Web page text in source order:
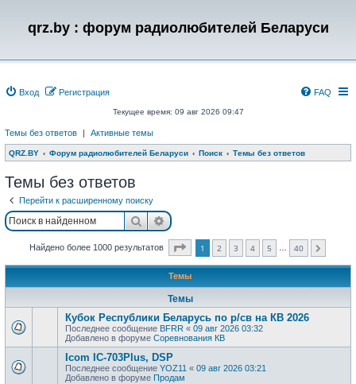
qrz.by : форум радиолюбителей Беларуси
Вход Регистрация FAQ
Текущее время: 09 авг 2026 09:47
Темы без ответов | Активные темы
QRZ.BY Форум радиолюбителей Беларуси Поиск Темы без ответов
Темы без ответов
Перейти к расширенному поиску
ПоискРасширенный поиск
Найдено более 1000 результатов Страница из
1 2 3 4 5 40
Темы
Темы
Кубок Республики Беларусь по р/св на КВ 2026
Последнее сообщение BFRR « 09 авг 2026 03:32
Добавлено в форуме Соревнования КВ
Icom IC-703Plus, DSP
Последнее сообщение YOZ11 « 09 авг 2026 03:21
Добавлено в форуме Продам